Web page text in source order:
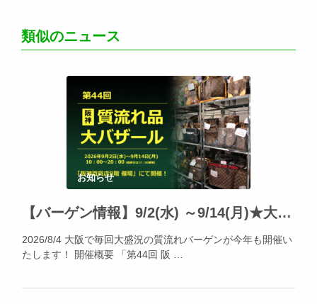
類似のニュース
お知らせ
【バーゲン情報】9/2(水) ～9/14(月)★大阪・阪神百貨店にて「阪神の質流れ品大バザール」開催!!
2026/8/4 大阪で毎回大盛況の質流れバーゲンが今年も開催い
たします！ 開催概要 「第44回 阪 …